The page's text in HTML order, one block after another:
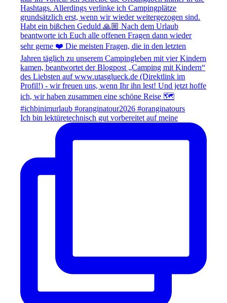
Ich bin lektüretechnisch gut vorbereitet auf meine